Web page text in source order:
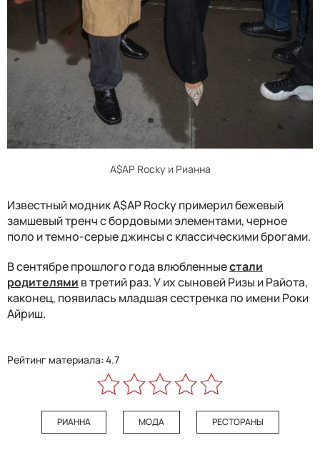
A$AP Rocky и Рианна
Известный модник A$AP Rocky примерил бежевый
замшевый тренч с бордовыми элементами, черное
поло и темно-серые джинсы с классическими брогами.
В сентябре прошлого года влюбленныестали
родителями в третий раз. У их сыновей Ризы и Райота,
каконец, появилась младшая сестренка по имени Роки
Айриш.
Рейтинг материала: 4.7
РИАННА МОДА РЕСТОРАНЫ